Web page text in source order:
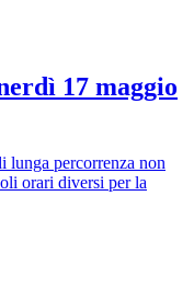
17 maggio
lunga percorrenza non
orari diversi per la